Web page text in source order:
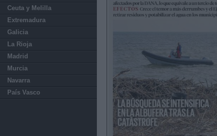
Ceuta y Melilla
Extremadura
Galicia
La Rioja
Madrid
Murcia
Navarra
País Vasco